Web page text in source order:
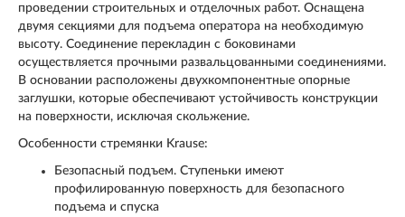
проведении строительных и отделочных работ. Оснащена
двумя секциями для подъема оператора на необходимую
высоту. Соединение перекладин с боковинами
осуществляется прочными развальцованными соединениями.
В основании расположены двухкомпонентные опорные
заглушки, которые обеспечивают устойчивость конструкции
на поверхности, исключая скольжение.
Особенности стремянки Krause:
Безопасный подъем. Ступеньки имеют
профилированную поверхность для безопасного
подъема и спуска